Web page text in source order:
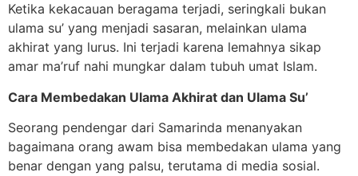
Ketika kekacauan beragama terjadi, seringkali bukan
ulama su’ yang menjadi sasaran, melainkan ulama
akhirat yang lurus. Ini terjadi karena lemahnya sikap
amar ma’ruf nahi mungkar dalam tubuh umat Islam.
Cara Membedakan Ulama Akhirat dan Ulama Su’
Seorang pendengar dari Samarinda menanyakan
bagaimana orang awam bisa membedakan ulama yang
benar dengan yang palsu, terutama di media sosial.